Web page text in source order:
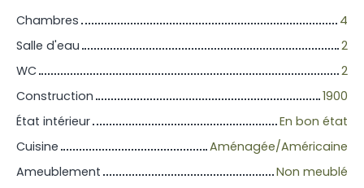
Chambres
4
Salle d'eau
2
WC
2
Construction
1900
État intérieur
En bon état
Cuisine
Aménagée/Américaine
Ameublement
Non meublé